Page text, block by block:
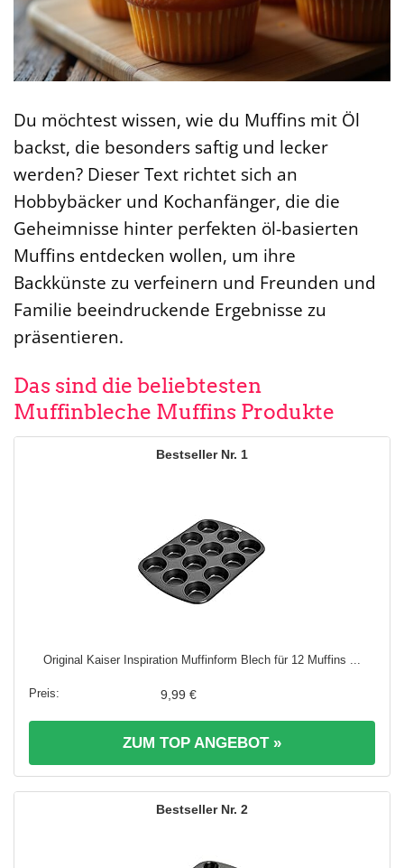
Du möchtest wissen, wie du Muffins mit Öl
backst, die besonders saftig und lecker
werden? Dieser Text richtet sich an
Hobbybäcker und Kochanfänger, die die
Geheimnisse hinter perfekten öl-basierten
Muffins entdecken wollen, um ihre
Backkünste zu verfeinern und Freunden und
Familie beeindruckende Ergebnisse zu
präsentieren.
Das sind die beliebtesten
Muffinbleche Muffins Produkte
1
Original Kaiser Inspiration Muffinform Blech für 12 Muffins ...
9,99 €
ZUM TOP ANGEBOT »
2